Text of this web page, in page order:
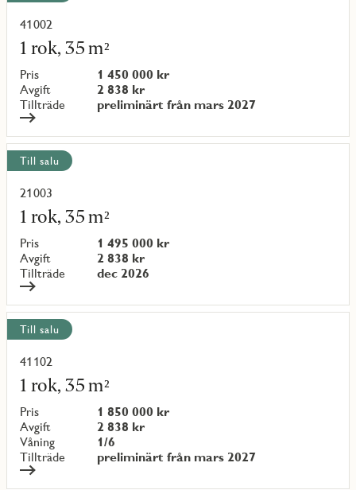
41002
1 rok, 35 m²
Pris
1 450 000 kr
Avgift
2 838 kr
Tillträde
preliminärt från mars 2027
Läs
mer
om
objekt
{objectNumber}
Till salu
21003
1 rok, 35 m²
Pris
1 495 000 kr
Avgift
2 838 kr
Tillträde
dec 2026
Läs
mer
om
objekt
{objectNumber}
Till salu
41102
1 rok, 35 m²
Pris
1 850 000 kr
Avgift
2 838 kr
Våning
1/6
Tillträde
preliminärt från mars 2027
Läs
mer
om
objekt
{objectNumber}